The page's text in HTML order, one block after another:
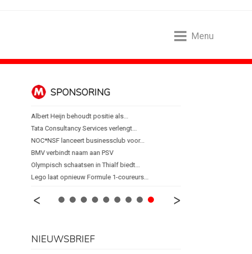
Menu
SPONSORING
Albert Heijn behoudt positie als...
Tata Consultancy Services verlengt...
NOC*NSF lanceert businessclub voor...
BMV verbindt naam aan PSV
Olympisch schaatsen in Thialf biedt...
Lego laat opnieuw Formule 1-coureurs...
NIEUWSBRIEF